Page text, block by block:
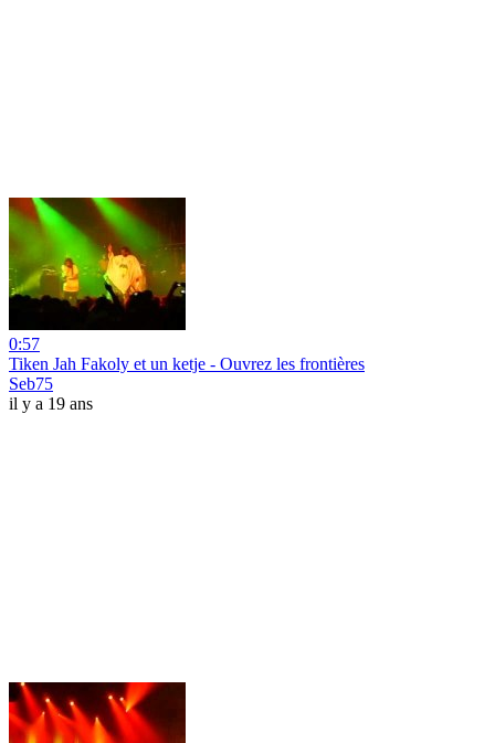
0:57
Tiken Jah Fakoly et un ketje - Ouvrez les frontières
Seb75
il y a 19 ans